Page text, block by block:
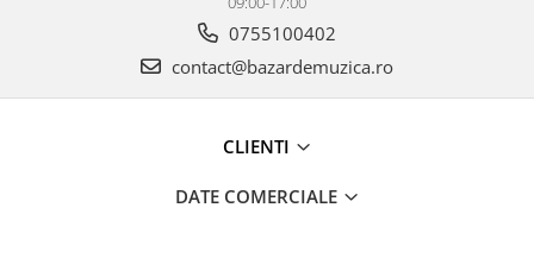
0755100402
contact@bazardemuzica.ro
CLIENTI
DATE COMERCIALE